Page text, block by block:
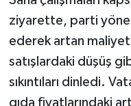
ziyarette, parti
ederek artan
satışlardaki düşüş
sıkıntıları dinledi.
gıda fiyatlarındaki